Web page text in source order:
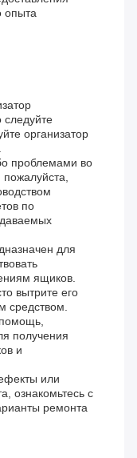
опыта
организатор
проблемами во
по
для
ящиков.
вытрите его
средством.
получения
и
или
ознакомьтесь с
ремонта